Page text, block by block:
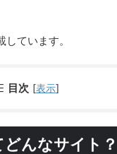
ています。
目次 [表示]
んなサイト？